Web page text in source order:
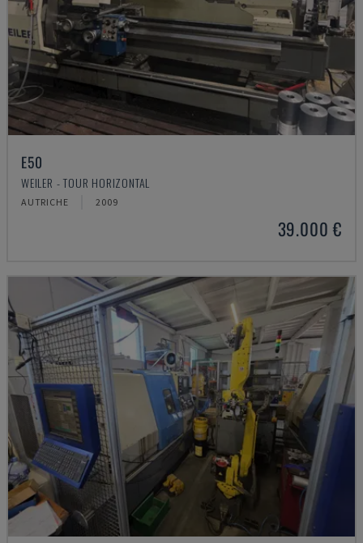
E50
WEILER - TOUR HORIZONTAL
AUTRICHE 2009
39.000 €